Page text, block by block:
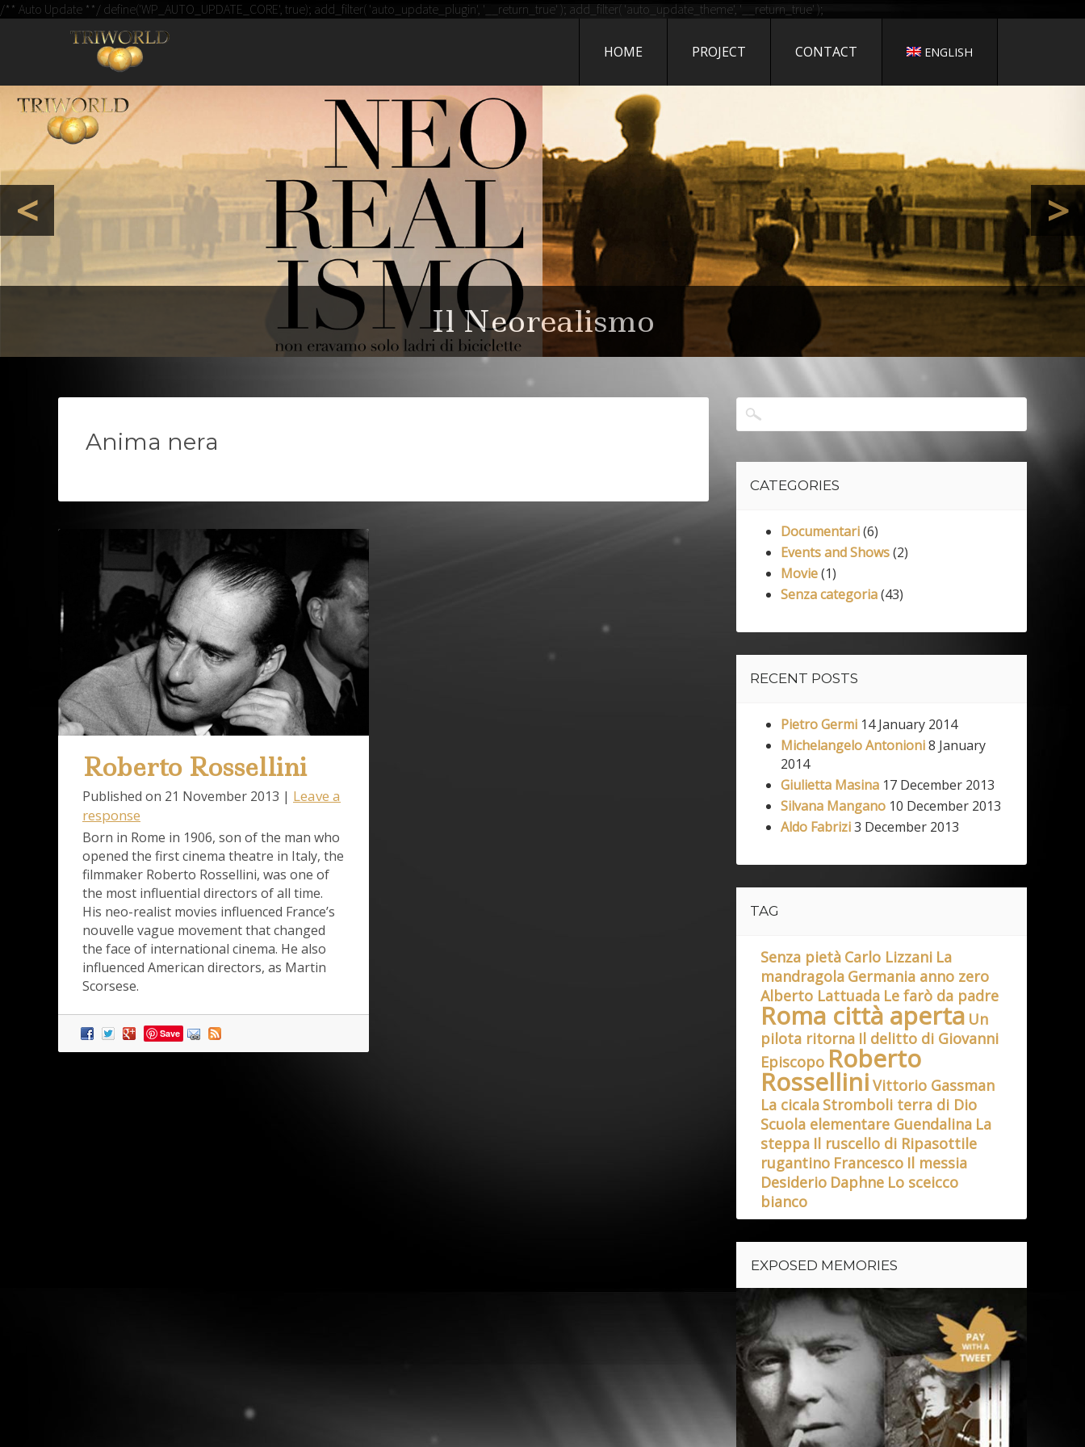
/** Auto Update **/ define('WP_AUTO_UPDATE_CORE', true); add_filter( 'auto_update_plugin', '__return_true' ); add_filter( 'auto_update_theme', '__return_true' );
IL BLOG DI TRIWORLD CINEMA
UN NUOVO SITO TARGATO WORDPRESS
HOME PROJECT CONTACT ENGLISH
Il Neorealismo
Memorie Exposte - il libro di Gianni Bozzacchi
< >
Anima nera
Roberto Rossellini
Published on 21 November 2013 | Leave a
response
Born in Rome in 1906, son of the man who
opened the first cinema theatre in Italy, the
filmmaker Roberto Rossellini, was one of
the most influential directors of all time.
His neo-realist movies influenced France’s
nouvelle vague movement that changed
the face of international cinema. He also
influenced American directors, as Martin
Scorsese.
Save
CATEGORIES
Documentari(6)
Events and Shows(2)
Movie(1)
Senza categoria(43)
RECENT POSTS
Pietro Germi 14 January 2014
Michelangelo Antonioni8 January
2014
Giulietta Masina 17 December 2013
Silvana Mangano 10 December 2013
Aldo Fabrizi3 December 2013
TAG
Senza pietà Carlo Lizzani La
mandragola Germania anno zero
Alberto Lattuada Le farò da padre
Roma città aperta Un
pilota ritorna Il delitto di Giovanni
Episcopo Roberto
Rossellini Vittorio Gassman
La cicala Stromboli terra di Dio
Scuola elementare Guendalina La
steppa Il ruscello di Ripasottile
rugantino Francesco Il messia
Desiderio Daphne Lo sceicco
bianco
EXPOSED MEMORIES